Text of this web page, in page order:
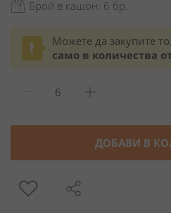
Брой в кашон: 6 бр.
Можете да закупите
само в количества
ДОБАВИ В